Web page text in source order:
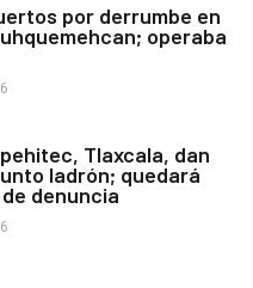
por derrumbe en
operaba
Tlaxcala, dan
ladrón; quedará
denuncia